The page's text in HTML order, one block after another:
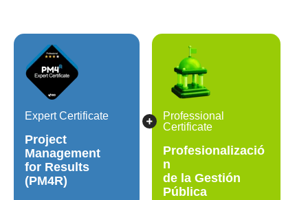
Expert Certificate
Project
Management
for Results
(PM4R)
Professional
Certificate
Profesionalizació
n
de la Gestión
Pública